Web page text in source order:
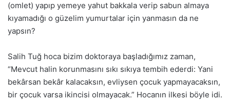
(omlet) yapıp yemeye yahut bakkala verip sabun almaya
kıyamadığı o güzelim yumurtalar için yanmasın da ne
yapsın?
Salih Tuğ hoca bizim doktoraya başladığımız zaman,
“Mevcut halin korunmasını sıkı sıkıya tembih ederdi: Yani
bekârsan bekâr kalacaksın, evliysen çocuk yapmayacaksın,
bir çocuk varsa ikincisi olmayacak.” Hocanın ilkesi böyle idi.